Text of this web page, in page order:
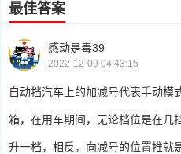
最佳答案
感动是毒39
2022-12-09 04:43:15
自动挡汽车上的加减号代表手动模
箱，在用车期间，无论档位是在几
升一档，相反，向减号的位置推就